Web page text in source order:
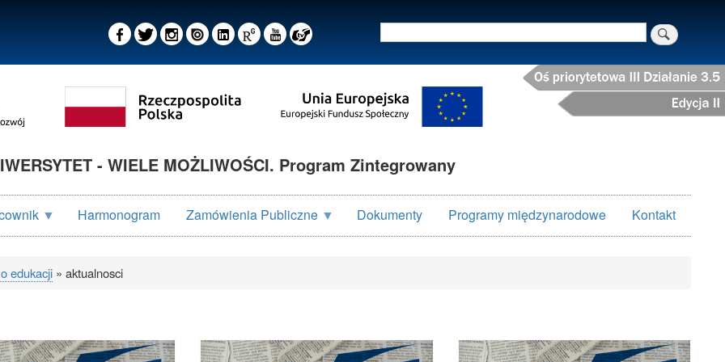
- WIELE MOŻLIWOŚCI. Program Zintegrowany
Harmonogram Zamówienia Publiczne Dokumenty Programy międzynarodowe Kontakt
edukacji aktualnosci